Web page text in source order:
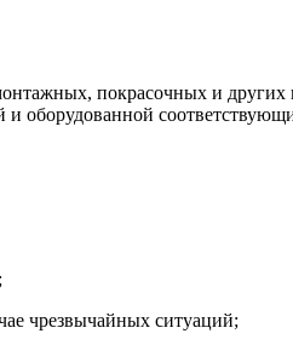
покрасочных и других
и оборудованной
чрезвычайных ситуаций;